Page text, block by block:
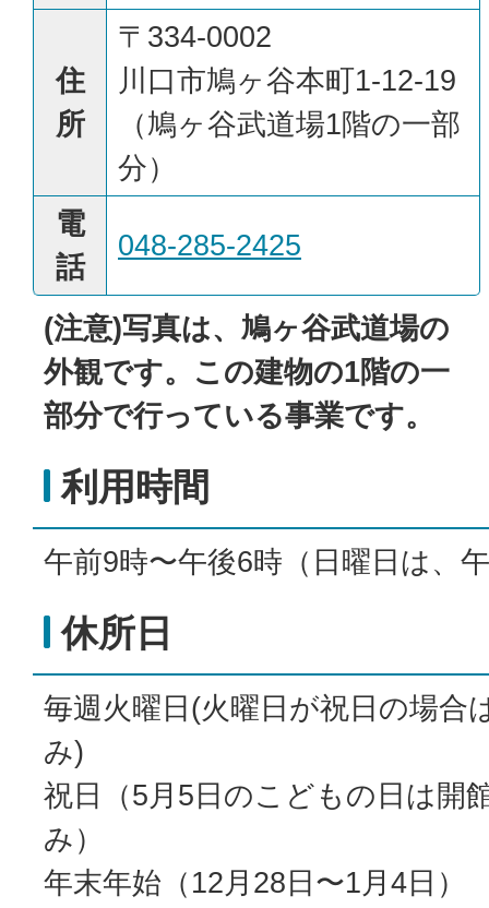
住
所
〒334-0002
川口市鳩ヶ谷本町1-12-19
（鳩ヶ谷武道場1階の一部
分）
電
話
048-285-2425
(注意)写真は、鳩ヶ谷武道場の
外観です。この建物の1階の一
部分で行っている事業です。
利用時間
午前9時〜午後6時（日曜日は、
休所日
毎週火曜日(火曜日が祝日の場合
み)
祝日（5月5日のこどもの日は開
み）
年末年始（12月28日〜1月4日）